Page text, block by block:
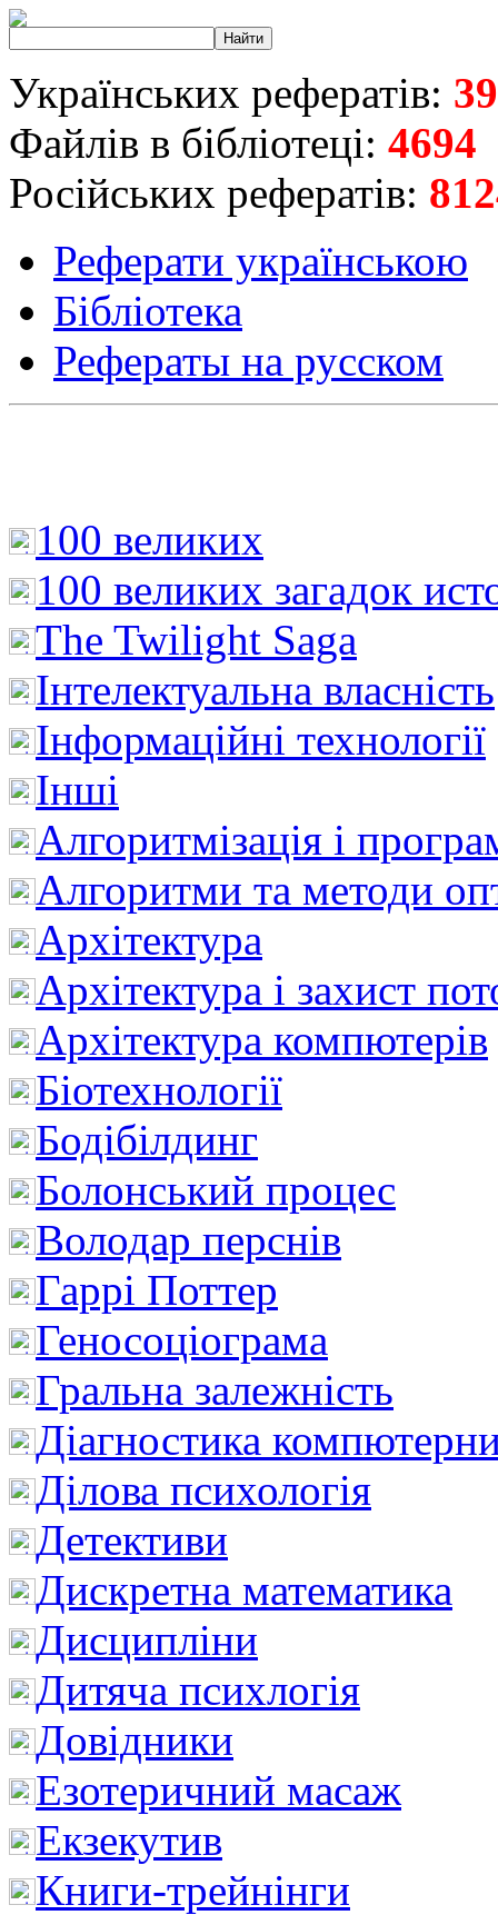
Українських рефератів:
Файлів в бібліотеці: 4694
Російських рефератів:
Реферати українською
Бібліотека
Рефераты на русском
100 великих
100 великих загадок
The Twilight Saga
Інтелектуальна влaсність
Інформаційні технології
Інші
Алгоритмізація і
Алгоритми та методи
Архітектура
Архітектура і захист
Архітектура компютерів
Біотехнології
Бодібілдинг
Болонський процес
Володар перснів
Гаррі Поттер
Геносоціограма
Гральна залежність
Діагностика
Ділова психологія
Детективи
Дискретна математика
Дисципліни
Дитяча психлогія
Довідники
Езотеричний масаж
Екзекутив
Книги-трейнінги